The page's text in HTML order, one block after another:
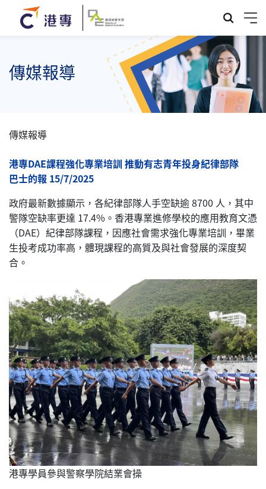
傳媒報導
傳媒報導
港專DAE課程強化專業培訓 推動有志青年投身紀律部隊
巴士的報 15/7/2025
政府最新數據顯示，各紀律部隊人手空缺逾 8700 人，其中
警隊空缺率更達 17.4%。香港專業進修學校的應用教育文憑
（DAE）紀律部隊課程，因應社會需求強化專業培訓，畢業
生投考成功率高，體現課程的高質及與社會發展的深度契
合。
港專學員參與警察學院結業會操